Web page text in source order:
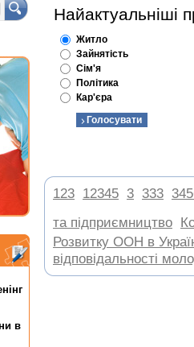
в
Найактуальніші
Житло
Зайнятість
Сім'я
Політика
Кар'єра
123 12345 3 333
та підприємництво
Розвитку ООН в
відповідальності